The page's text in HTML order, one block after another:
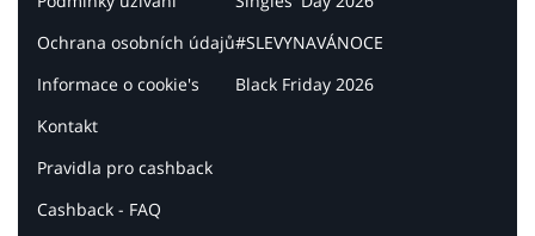
Ochrana osobních údajů
Informace o cookie's
Kontakt
Pravidla pro cashback
Cashback - FAQ
#SLEVYNAVÁNOCE
Black Friday 2026